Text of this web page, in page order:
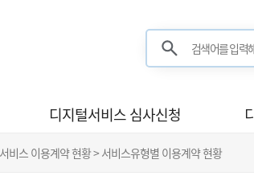
검색어를 입
디지털서비스 심사신청
비스 이용계약 현황 > 서비스유형별 이용계약 현황